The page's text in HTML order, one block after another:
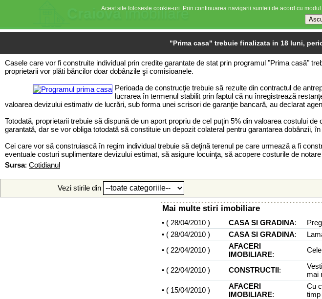
Craiovaimobiliare
"Prima casa" trebuie finalizata in 18 luni,
Casele care vor fi construite individual prin credite garantate de stat prin programul "Prima casă"
proprietarii vor plăti băncilor doar dobânzile şi comisioanele.
Perioada de construcţie trebuie să rezulte din contractul de
lucrarea în termenul stabilit prin faptul că nu înregistrează
valoarea devizului estimativ de lucrări, sub forma unei scrisori de garanţie bancară, au declarat
Totodată, proprietarii trebuie să dispună de un aport propriu de cel puţin 5% din valoarea costului
garantată, dar se vor obliga totodată să constituie un depozit colateral pentru garantarea dobânzii,
Cei care vor să construiască în regim individual trebuie să deţină terenul pe care urmează a fi
eventuale costuri suplimentare devizului estimat, să asigure locuinţa, să acopere costurile de
Sursa: Cotidianul
Vezi stirile din
Mai multe stiri imobiliare
• ( 28/04/2010) CASA SI GRADINA:
• ( 28/04/2010) CASA SI GRADINA:
• ( 22/04/2010)
AFACERI
IMOBILIARE:
• ( 22/04/2010) CONSTRUCTII:
mai
• ( 15/04/2010)
AFACERI
IMOBILIARE:
Cu
timp
Acest site foloseste cookie-uri. Prin continuarea navigarii sunteti de acord cu